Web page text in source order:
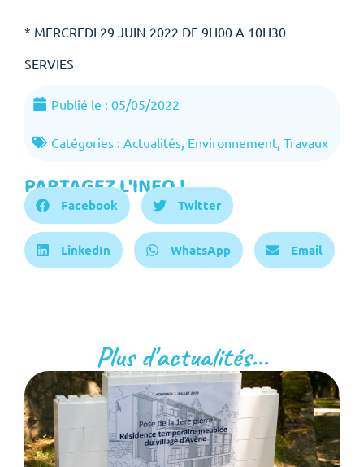
* MERCREDI 29 JUIN 2022 DE 9H00 A 10H30
SERVIES
Publié le : 05/05/2022
Catégories : Actualités Environnement Travaux
PARTAGEZ L'INFO !
Facebook Twitter
LinkedIn WhatsApp Email
Plus d'actualités...